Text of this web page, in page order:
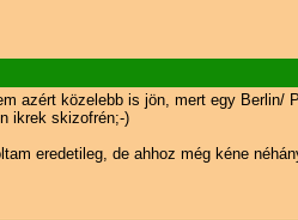
azért közelebb is jön, mert egy
ikrek skizofrén;-)
eredetileg, de ahhoz még kéne